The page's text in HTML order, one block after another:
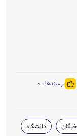
پسندها : ۰
دانشگاه